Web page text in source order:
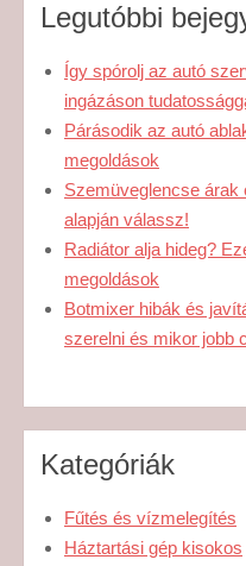
Legutóbbi
Így spórolj az autó
ingázáson
Párásodik az autó
megoldások
Szemüveglencse
alapján válassz!
Radiátor alja hideg?
megoldások
Botmixer hibák és
szerelni és mikor jobb
Kategóriák
Fűtés és vízmelegítés
Háztartási gép kisokos